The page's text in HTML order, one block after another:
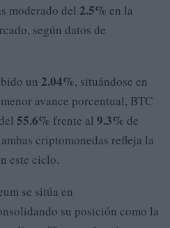
moderado del 2.5% en la
según datos de
un 2.04%, situándose en
avance porcentual, BTC
55.6% frente al 9.3% de
criptomonedas refleja la
este ciclo.
se sitúa en
su posición como la